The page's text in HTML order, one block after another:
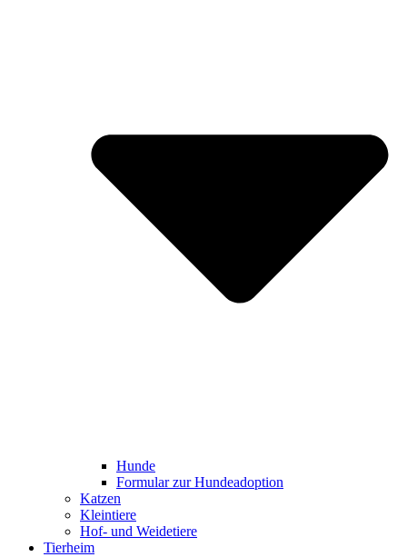
Hunde
Formular zur Hundeadoption
Katzen
Kleintiere
Hof- und Weidetiere
Tierheim